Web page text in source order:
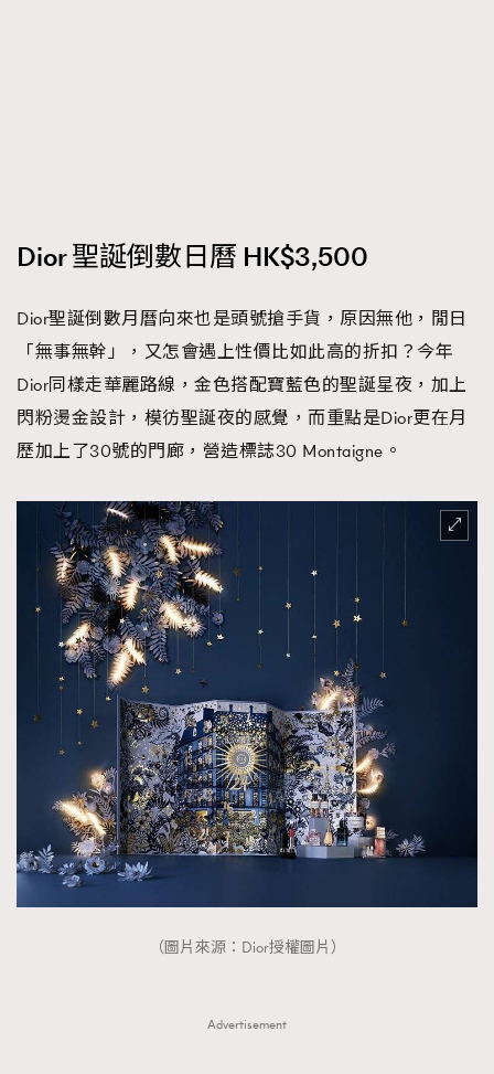
Dior 聖誕倒數日曆 HK$3,500
Dior聖誕倒數月曆向來也是頭號搶手貨，原因無他，閒日
「無事無幹」，又怎會遇上性價比如此高的折扣？今年
Dior同樣走華麗路線，金色搭配寶藍色的聖誕星夜，加上
閃粉燙金設計，模彷聖誕夜的感覺，而重點是Dior更在月
歷加上了30號的門廊，營造標誌30 Montaigne。
（圖片來源：Dior授權圖片）
Advertisement